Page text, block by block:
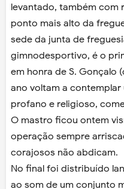
levantado, também com
ponto mais alto da
sede da junta de
gimnodesportivo, é o
em honra de S. Gonçalo
ano voltam a
profano e religioso,
O mastro ficou ontem
operação sempre
corajosos não abdicam.
No final foi distribuído
ao som de um conjunto